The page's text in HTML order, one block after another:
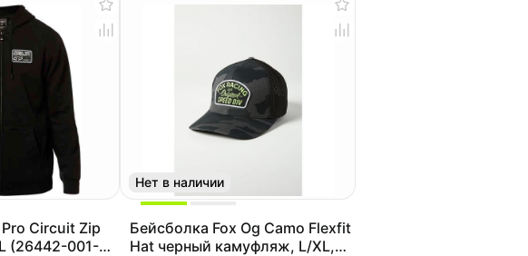
Circuit Zip
(26442-001-
Нет в наличии
Бейсболка Fox Og Camo Flexfit
Hat черный камуфляж, L/XL,